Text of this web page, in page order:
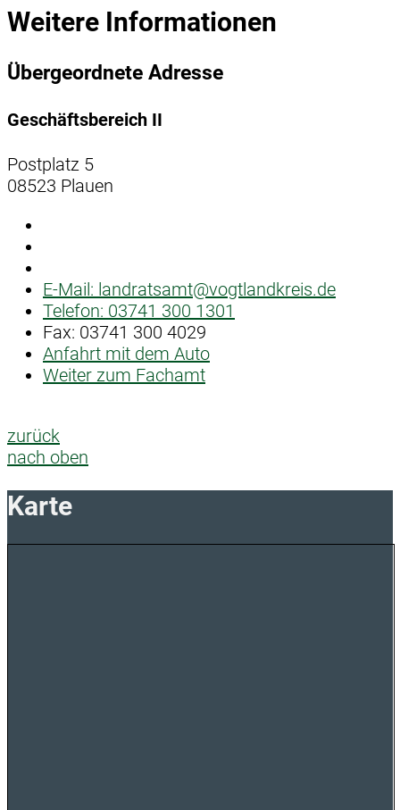
Weitere Informationen
Übergeordnete Adresse
Geschäftsbereich II
Postplatz 5
08523 Plauen
E-Mail: landratsamt@vogtlandkreis.de
Telefon: 03741 300 1301
Fax: 03741 300 4029
Anfahrt mit dem Auto
Weiter zum Fachamt
zurück
nach oben
Karte